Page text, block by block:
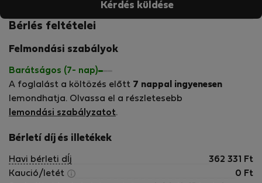
Kérdés küldése
Bérlés feltételei
Felmondási szabályok
Barátságos (7- nap)
A foglalást a költözés előtt 7 nappal ingyenesen
lemondhatja. Olvassa el a részletesebb
lemondási szabályzatot.
Bérletí díj és illetékek
Havi bérleti dÍj 362 331
Ft
Kaució/letét
0 Ft